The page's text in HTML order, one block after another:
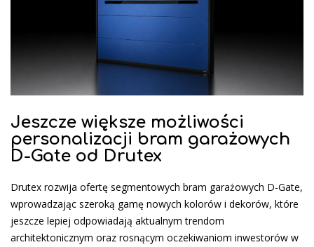
Jeszcze większe możliwości
personalizacji bram garażowych
D-Gate od Drutex
Drutex rozwija ofertę segmentowych bram garażowych D-Gate,
wprowadzając szeroką gamę nowych kolorów i dekorów, które
jeszcze lepiej odpowiadają aktualnym trendom
architektonicznym oraz rosnącym oczekiwaniom inwestorów w